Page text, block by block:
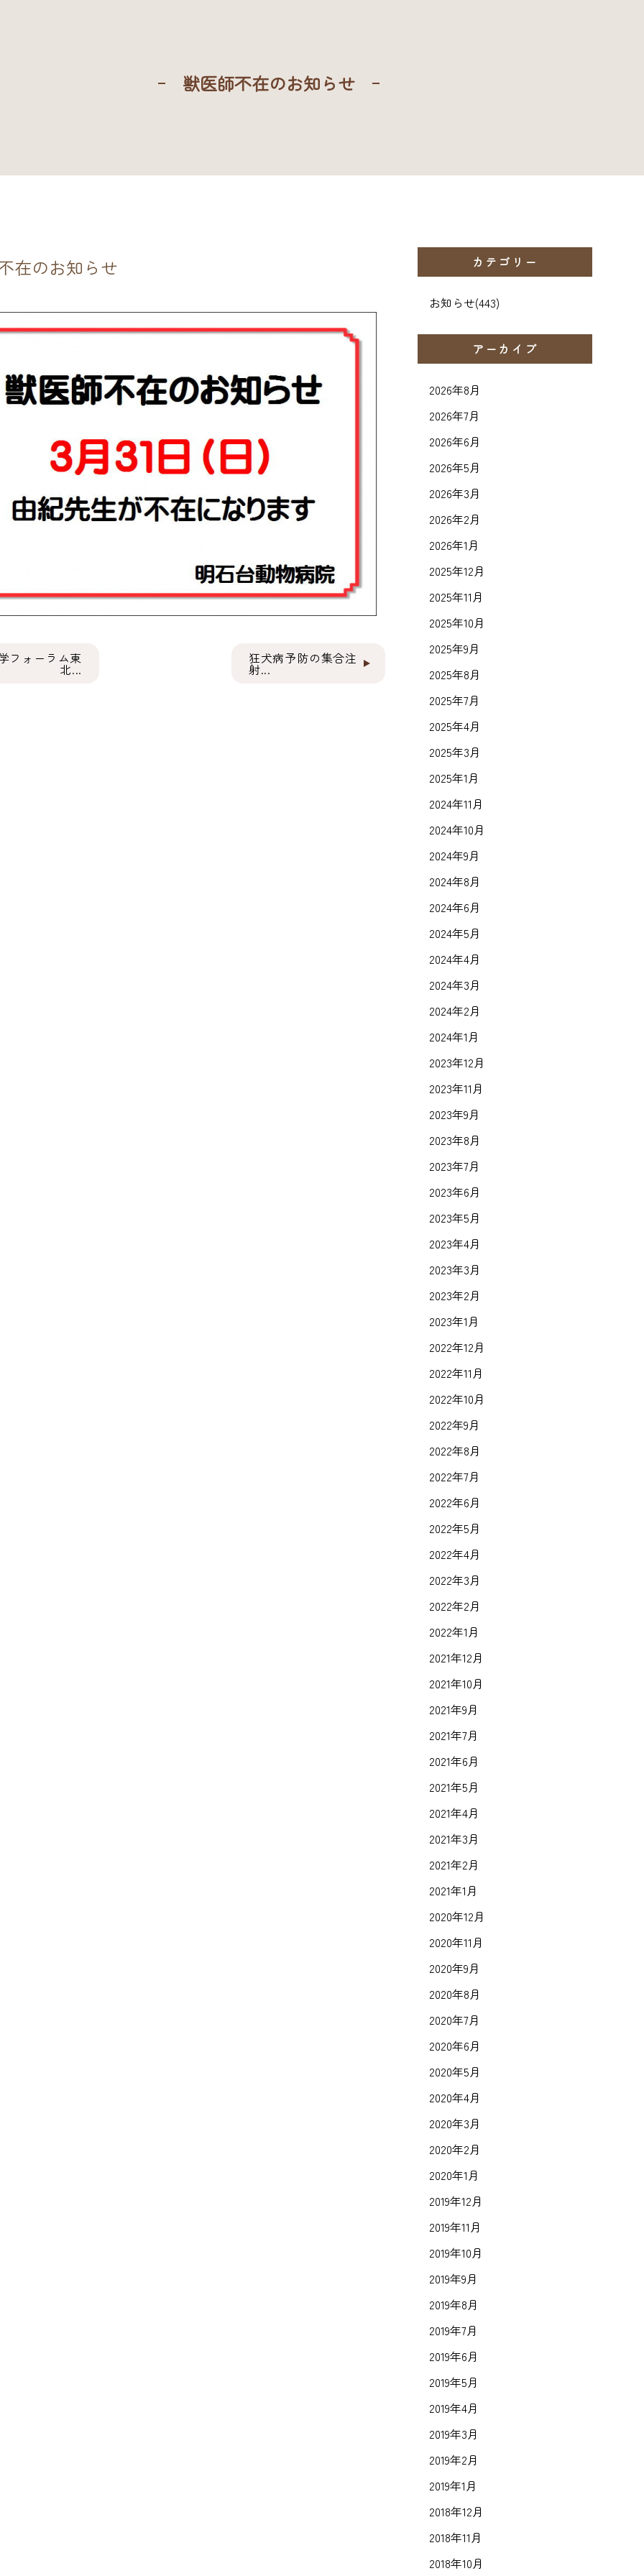
獣医師不在のお知らせ
在のお知らせ
フォーラム東
北...
狂犬病予防の集合注
射...
カテゴリー
お知らせ(443)
アーカイブ
2026年8月
2026年7月
2026年6月
2026年5月
2026年3月
2026年2月
2026年1月
2025年12月
2025年11月
2025年10月
2025年9月
2025年8月
2025年7月
2025年4月
2025年3月
2025年1月
2024年11月
2024年10月
2024年9月
2024年8月
2024年6月
2024年5月
2024年4月
2024年3月
2024年2月
2024年1月
2023年12月
2023年11月
2023年9月
2023年8月
2023年7月
2023年6月
2023年5月
2023年4月
2023年3月
2023年2月
2023年1月
2022年12月
2022年11月
2022年10月
2022年9月
2022年8月
2022年7月
2022年6月
2022年5月
2022年4月
2022年3月
2022年2月
2022年1月
2021年12月
2021年10月
2021年9月
2021年7月
2021年6月
2021年5月
2021年4月
2021年3月
2021年2月
2021年1月
2020年12月
2020年11月
2020年9月
2020年8月
2020年7月
2020年6月
2020年5月
2020年4月
2020年3月
2020年2月
2020年1月
2019年12月
2019年11月
2019年10月
2019年9月
2019年8月
2019年7月
2019年6月
2019年5月
2019年4月
2019年3月
2019年2月
2019年1月
2018年12月
2018年11月
2018年10月